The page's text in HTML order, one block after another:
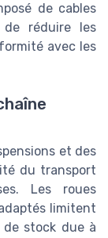
de cables
réduire les
avec les
et des
du transport
Les roues
limitent
de stock due à